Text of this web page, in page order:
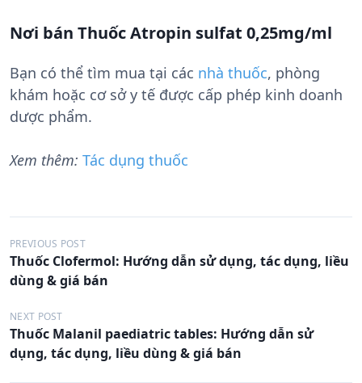
Nơi bán Thuốc Atropin sulfat 0,25mg/ml
Bạn có thể tìm mua tại các nhà thuốc, phòng
khám hoặc cơ sở y tế được cấp phép kinh doanh
dược phẩm.
Xem thêm: Tác dụng thuốc
Đ
i
u
h
ư
PREVIOUS POST
Thuốc Clofermol: Hướng dẫn sử dụng, tác dụng, liều
dùng & giá bán
NEXT POST
Thuốc Malanil paediatric tables: Hướng dẫn sử
dụng, tác dụng, liều dùng & giá bán